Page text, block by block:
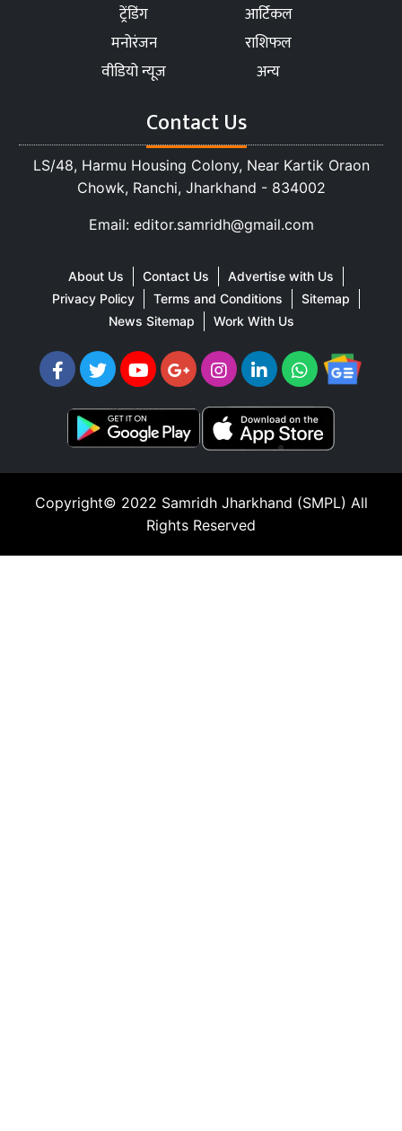
ट्रेंडिंग
आर्टिकल
मनोरंजन
राशिफल
वीडियो न्यूज
अन्य
Contact Us
LS/48, Harmu Housing Colony, Near Kartik Oraon
Chowk, Ranchi, Jharkhand - 834002
Email: editor.samridh@gmail.com
About Us Contact Us
Advertise with Us
Privacy Policy
Terms and Conditions
Sitemap
News Sitemap
Work With Us
Copyright© 2022 Samridh Jharkhand (SMPL) All
Rights Reserved